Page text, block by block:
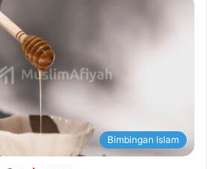
Bimbingan Islam